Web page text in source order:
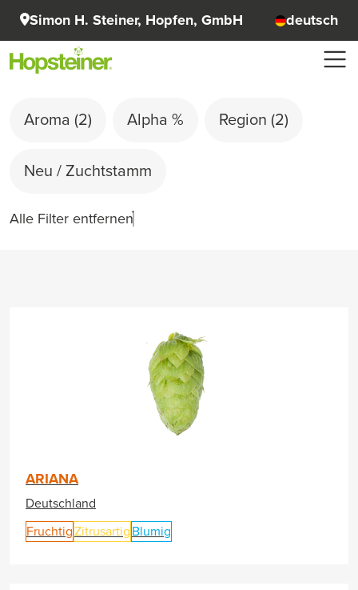
Simon H. Steiner, Hopfen, GmbH deutsch
Aroma (2) Alpha % Region (2)
Neu / Zuchtstamm
Alle Filter entfernen
ARIANA
Deutschland
FruchtigZitrusartig Blumig